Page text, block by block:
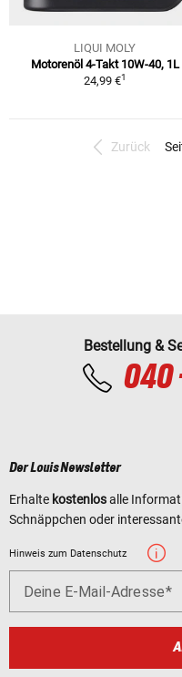
LIQUI MOLY
Motorenöl 4-Takt 10W-40, 1L
24,99 €1
Zurück
Bestellung &
040
Der Louis Newsletter
Erhalte kostenlosalle
Schnäppchen oder
Hinweis zum Datenschutz
Deine E-Mail-Adresse